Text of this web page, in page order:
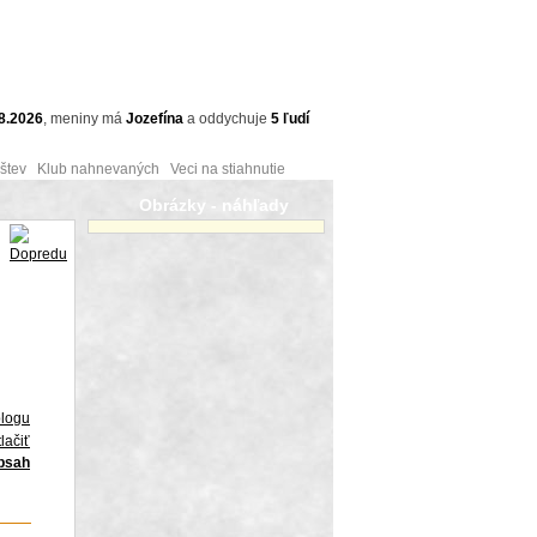
, meniny má Jozefína a oddychuje 5 ľudí
Klub nahnevaných Veci na stiahnutie
Obrázky - náhľady